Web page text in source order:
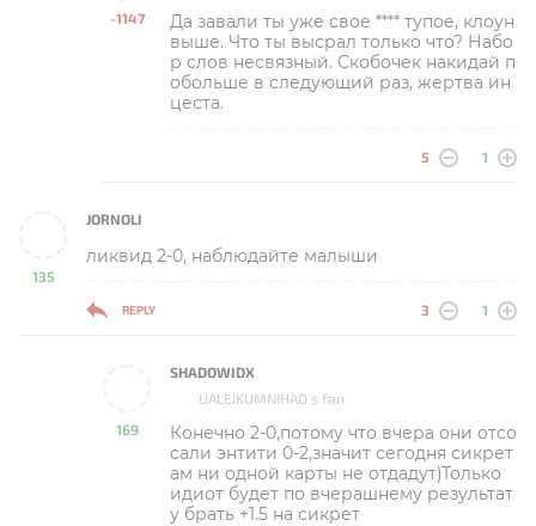
-1147
-
Да завали ты уже свое **** тупое, клоун
выше. Что ты высрал только что? Набо
р слов несвязный. Скобочек накидай п
обольше в следующий раз, жертва ин
цеста.
5 1
135
-
JORNOLI
ликвид 2-0, наблюдайте малыши
REPLY 3 1
169
-
SHADOWIDX
UALEIKUMNIHAO s fan
Конечно 2-0,потому что вчера они отсо
сали энтити 0-2,значит сегодня сикрет
ам ни одной карты не отдадут)Только
идиот будет по вчерашнему результат
у брать +1.5 на сикрет